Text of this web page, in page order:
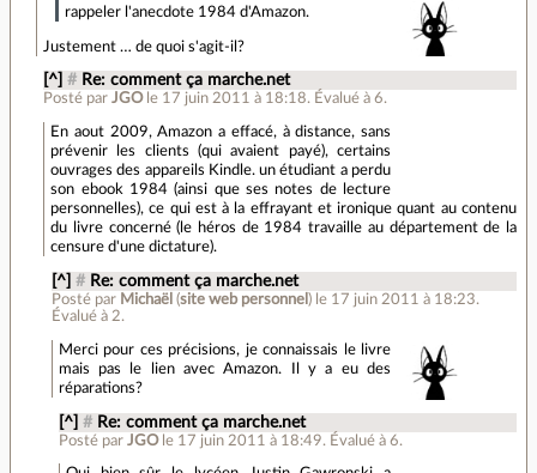
rappeler l'anecdote 1984 d'Amazon.
Justement … de quoi s'agit-il?
[^] # Re: comment ça marche.net
Posté parJGO le 17 juin 2011 à 18:18. Évalué à6.
En aout 2009, Amazon a effacé, à distance, sans
prévenir les clients (qui avaient payé), certains
ouvrages des appareils Kindle. un étudiant a perdu
son ebook 1984 (ainsi que ses notes de lecture
personnelles), ce qui est à la effrayant et ironique quant au contenu
du livre concerné (le héros de 1984 travaille au département de la
censure d'une dictature).
[^] # Re: comment ça marche.net
Posté par Michaël (site web personnel ) le 17 juin 2011 à 18:23.
Évalué à 2.
Merci pour ces précisions, je connaissais le livre
mais pas le lien avec Amazon. Il y a eu des
réparations?
[^] # Re: comment ça marche.net
Posté par JGO le 17 juin 2011 à 18:49. Évalué à 6.